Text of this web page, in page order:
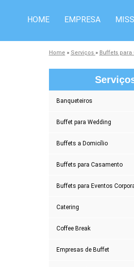
HOME EMPRESA
Home » Serviços » Buffets para
Banqueteiros
Buffet para Wedding
Buffets a Domicílio
Buffets para Casamento
Buffets para Eventos
Catering
Coffee Break
Empresas de Buffet